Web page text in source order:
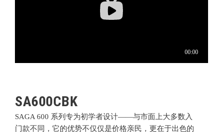
SA600CBK
SAGA 600 系列 专为初学者设计——与市面上大多数入
门款不同，它的优势不仅仅是价格亲民，更在于出色的